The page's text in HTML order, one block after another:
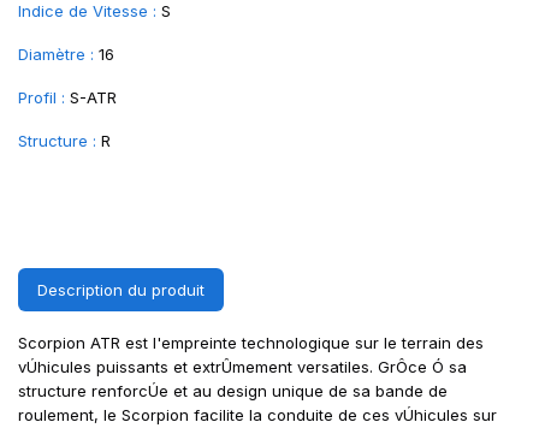
Indice de Vitesse : S
Diamètre : 16
Profil : S-ATR
Structure : R
Description du produit
Scorpion ATR est l'empreinte technologique sur le terrain des
vÚhicules puissants et extrÛmement versatiles. GrÔce Ó sa
structure renforcÚe et au design unique de sa bande de
roulement, le Scorpion facilite la conduite de ces vÚhicules sur